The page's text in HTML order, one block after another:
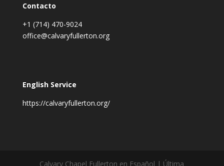
Contacto
+1 (714) 470-9024
office@calvaryfullerton.org
English Service
https://calvaryfullerton.org/
Calvary Chapel Fullerton en Español | Última